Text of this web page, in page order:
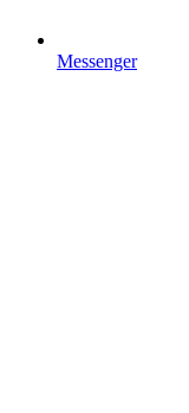
Messenger